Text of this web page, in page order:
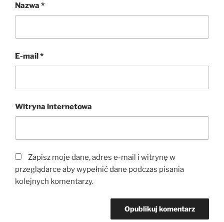
Nazwa *
E-mail*
Witryna internetowa
Zapisz moje dane, adres e-mail i witrynę w
przeglądarce aby wypełnić dane podczas pisania
kolejnych komentarzy.